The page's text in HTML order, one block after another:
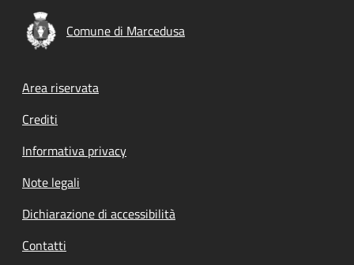
Comune di Marcedusa
Footer menu
Area riservata
Crediti
Informativa privacy
Note legali
Dichiarazione di accessibilità
Contatti